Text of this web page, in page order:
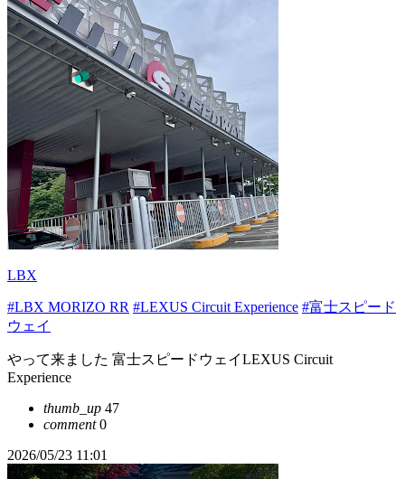
LBX
#LBX MORIZO RR #LEXUS Circuit Experience #富士スピード
ウェイ
やって来ました 富士スピードウェイLEXUS Circuit
Experience
thumb_up 47
comment0
2026/05/23 11:01